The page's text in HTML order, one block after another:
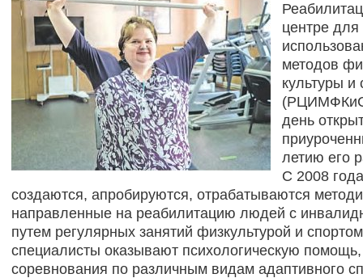
центре
методов
культуры и
день
летию его
С 2008
создаются, апробируются, отрабатываются
направленные на реабилитацию людей с
путем регулярных занятий физкультурой и
специалисты оказывают психологическую
соревнования по различным видам адаптивного